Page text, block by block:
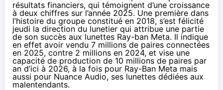
résultats financiers, qui témoignent d’une croissance
à deux chiffres sur l’année 2025. Une première dans
l’histoire du groupe constitué en 2018, s’est félicité
jeudi la direction du lunetier qui attribue une partie
de son succès aux lunettes Ray-ban Meta. Il indique
en effet avoir vendu 7 millions de paires connectées
en 2025, contre 2 millions en 2024, et vise une
capacité de production de 10 millions de paires par
an d’ici à 2026, à la fois pour Ray-Ban Meta mais
aussi pour Nuance Audio, ses lunettes dédiées aux
malentendants.